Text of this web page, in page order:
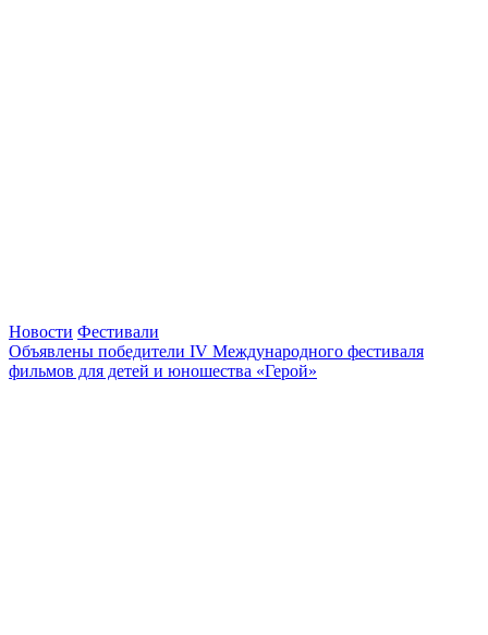
Новости Фестивали
Объявлены победители IV Международного фестиваля
фильмов для детей и юношества «Герой»